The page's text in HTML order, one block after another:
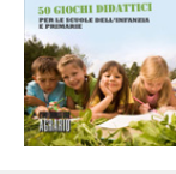
I PARTNER
RASIKAL